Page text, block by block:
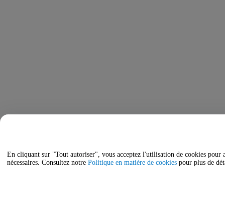
En cliquant sur "Tout autoriser", vous acceptez l'utilisation de cookies
nécessaires. Consultez notre Politique en matière de cookies pour plus de